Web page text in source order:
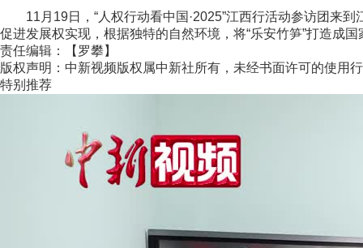
11月19日，“人权行动看中国·2025”江西行活动参访团来到
促进发展权实现，根据独特的自然环境，将“乐安竹笋”打造成
责任编辑：【罗攀】
版权声明：中新视频版权属中新社所有，未经书面许可的使用
特别推荐